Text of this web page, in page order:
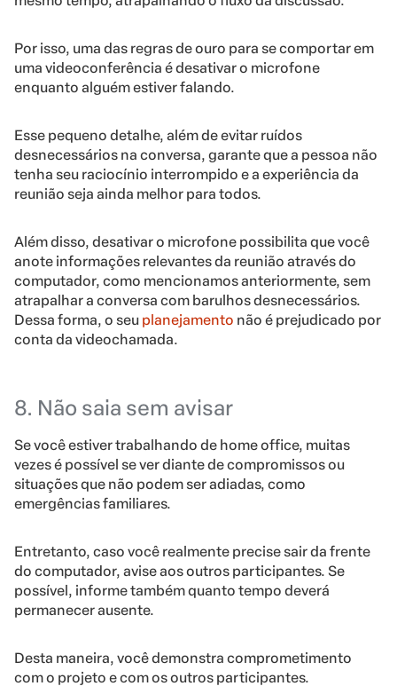
Por isso, uma das regras de ouro para se comportar em
uma videoconferência é desativar o microfone
enquanto alguém estiver falando.
Esse pequeno detalhe, além de evitar ruídos
desnecessários na conversa, garante que a pessoa não
tenha seu raciocínio interrompido e a experiência da
reunião seja ainda melhor para todos.
Além disso, desativar o microfone possibilita que você
anote informações relevantes da reunião através do
computador, como mencionamos anteriormente, sem
atrapalhar a conversa com barulhos desnecessários.
Dessa forma, o seu planejamento não é prejudicado por
conta da videochamada.
8. Não saia sem avisar
Se você estiver trabalhando de home office, muitas
vezes é possível se ver diante de compromissos ou
situações que não podem ser adiadas, como
emergências familiares.
Entretanto, caso você realmente precise sair da frente
do computador, avise aos outros participantes. Se
possível, informe também quanto tempo deverá
permanecer ausente.
Desta maneira, você demonstra comprometimento
com o projeto e com os outros participantes.